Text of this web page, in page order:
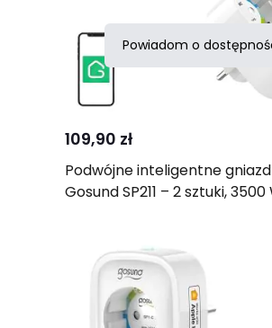
Powiadom o
109,90 zł
Podwójne inteligentne
Gosund SP211 – 2 sztuki, 3500